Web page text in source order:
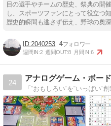
目の選手やチームの歴史、祭典の開
し、スポーツファンにとって役立つ
歴史的瞬間も逃さず伝え、野球の奥
2040253 4
週間IN:2 週間OUT:8 月間IN:6
24